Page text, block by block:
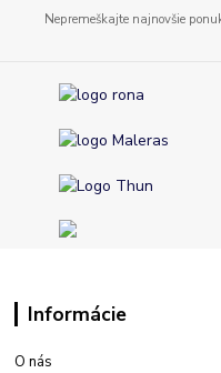
Nepremeškajte najnovšie
Informácie
O nás